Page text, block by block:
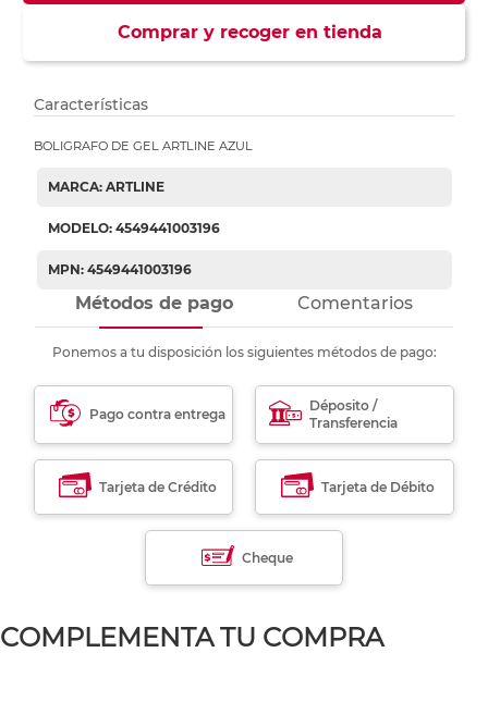
Comprar y recoger en tienda
Características
BOLIGRAFO DE GEL ARTLINE AZUL
MARCA: ARTLINE
MODELO: 4549441003196
MPN: 4549441003196
Métodos de pago Comentarios
Ponemos a tu disposición los siguientes métodos de pago:
Pago contra entrega
Déposito /
Transferencia
Tarjeta de Crédito Tarjeta de Débito
Cheque
COMPLEMENTA TU COMPRA